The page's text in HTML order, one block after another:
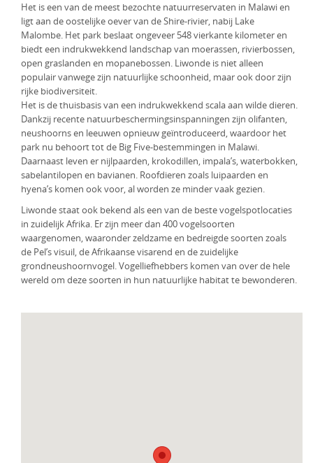
Groepsreis
Uganda
Zambia
Zimbabwe
KLM Preferred Partner
Het is een van de meest bezochte natuurreservaten in Malawi en
ligt aan de oostelijke oever van de Shire-rivier, nabij Lake
Malombe. Het park beslaat ongeveer 548 vierkante kilometer en
biedt een indrukwekkend landschap van moerassen, rivierbossen,
open graslanden en mopanebossen. Liwonde is niet alleen
populair vanwege zijn natuurlijke schoonheid, maar ook door zijn
rijke biodiversiteit.
Het is de thuisbasis van een indrukwekkend scala aan wilde dieren.
Dankzij recente natuurbeschermingsinspanningen zijn olifanten,
neushoorns en leeuwen opnieuw geïntroduceerd, waardoor het
park nu behoort tot de Big Five-bestemmingen in Malawi.
Daarnaast leven er nijlpaarden, krokodillen, impala’s, waterbokken,
sabelantilopen en bavianen. Roofdieren zoals luipaarden en
hyena’s komen ook voor, al worden ze minder vaak gezien.
Liwonde staat ook bekend als een van de beste vogelspotlocaties
in zuidelijk Afrika. Er zijn meer dan 400 vogelsoorten
waargenomen, waaronder zeldzame en bedreigde soorten zoals
de Pel’s visuil, de Afrikaanse visarend en de zuidelijke
grondneushoornvogel. Vogelliefhebbers komen van over de hele
wereld om deze soorten in hun natuurlijke habitat te bewonderen.